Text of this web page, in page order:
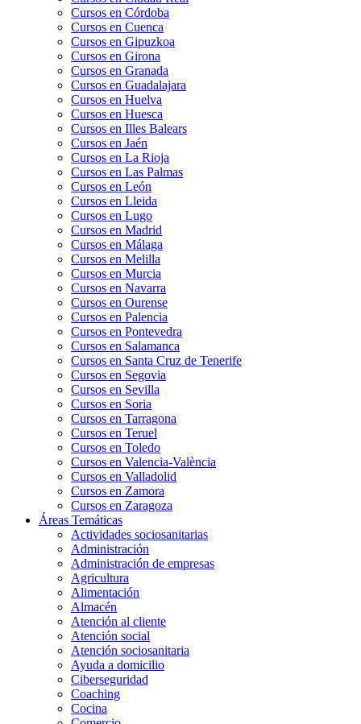
Cursos en Córdoba
Cursos en Cuenca
Cursos en Gipuzkoa
Cursos en Girona
Cursos en Granada
Cursos en Guadalajara
Cursos en Huelva
Cursos en Huesca
Cursos en Illes Balears
Cursos en Jaén
Cursos en La Rioja
Cursos en Las Palmas
Cursos en León
Cursos en Lleida
Cursos en Lugo
Cursos en Madrid
Cursos en Málaga
Cursos en Melilla
Cursos en Murcia
Cursos en Navarra
Cursos en Ourense
Cursos en Palencia
Cursos en Pontevedra
Cursos en Salamanca
Cursos en Santa Cruz de Tenerife
Cursos en Segovia
Cursos en Sevilla
Cursos en Soria
Cursos en Tarragona
Cursos en Teruel
Cursos en Toledo
Cursos en Valencia-València
Cursos en Valladolid
Cursos en Zamora
Cursos en Zaragoza
Áreas Temáticas
Actividades sociosanitarias
Administración
Administración de empresas
Agricultura
Alimentación
Almacén
Atención al cliente
Atención social
Atención sociosanitaria
Ayuda a domicilio
Ciberseguridad
Coaching
Cocina